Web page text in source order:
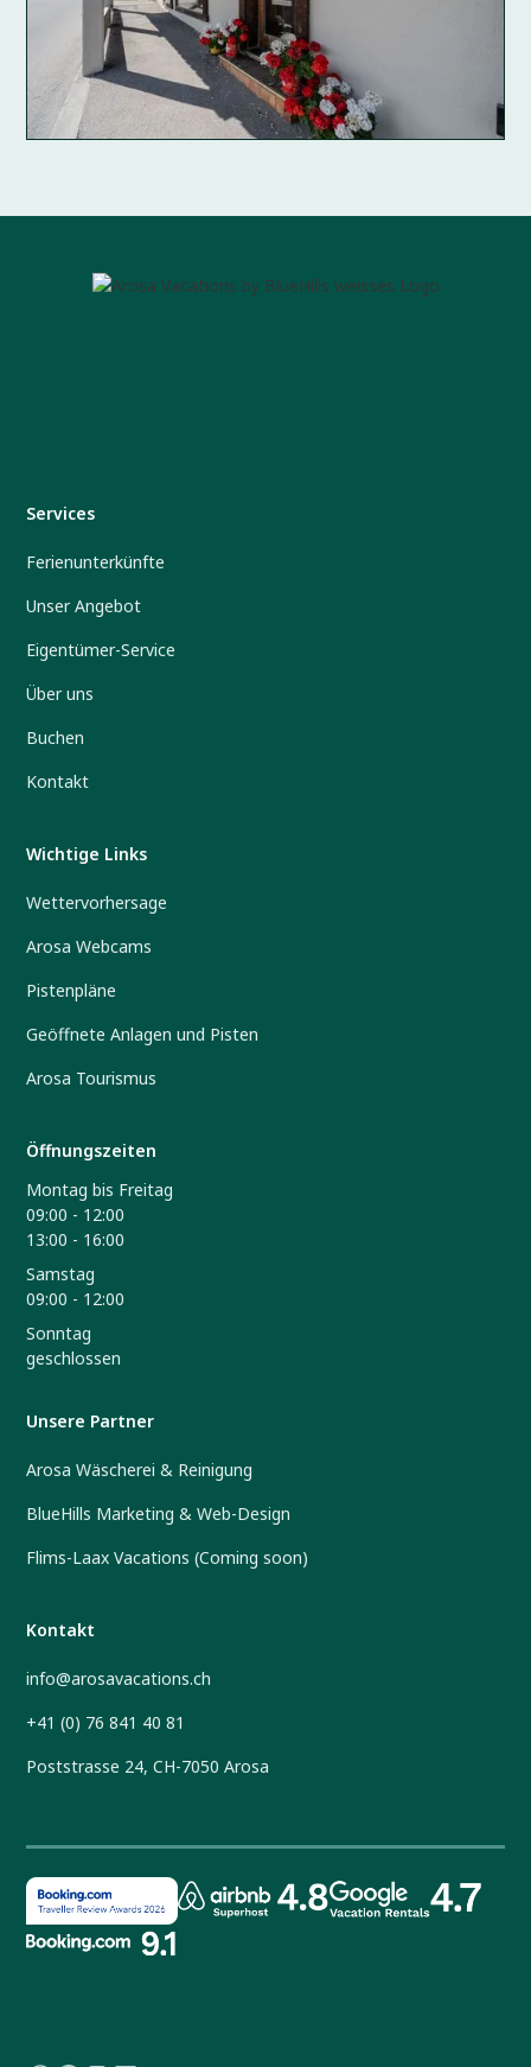
Services
Ferienunterkünfte
Unser Angebot
Eigentümer-Service
Über uns
Buchen
Kontakt
Wichtige Links
Wettervorhersage
Arosa Webcams
Pistenpläne
Geöffnete Anlagen und Pisten
Arosa Tourismus
Öffnungszeiten
Montag bis Freitag
09:00 - 12:00
13:00 - 16:00
Samstag
09:00 - 12:00
Sonntag
geschlossen
Unsere Partner
Arosa Wäscherei & Reinigung
BlueHills Marketing & Web-Design
Flims-Laax Vacations (Coming soon)
Kontakt
info@arosavacations.ch
+41 (0) 76 841 40 81
Poststrasse 24, CH-7050 Arosa